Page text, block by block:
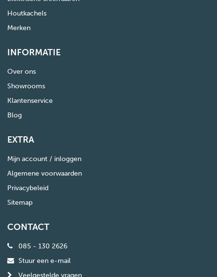
Houtkachels
Merken
INFORMATIE
Over ons
Showrooms
Klantenservice
Blog
EXTRA
Mijn account / inloggen
Algemene voorwaarden
Privacybeleid
Sitemap
CONTACT
085 - 130 2626
Stuur een e-mail
Veelgestelde vragen